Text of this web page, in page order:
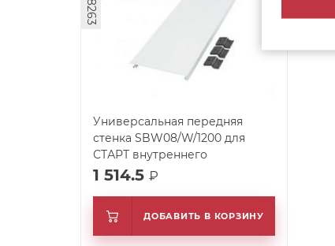
Универсальная передняя
стенка SBW08/W/1200 для
СТАРТ внутреннего
1 514.5 ₽
ДОБАВИТЬ В КОРЗИНУ